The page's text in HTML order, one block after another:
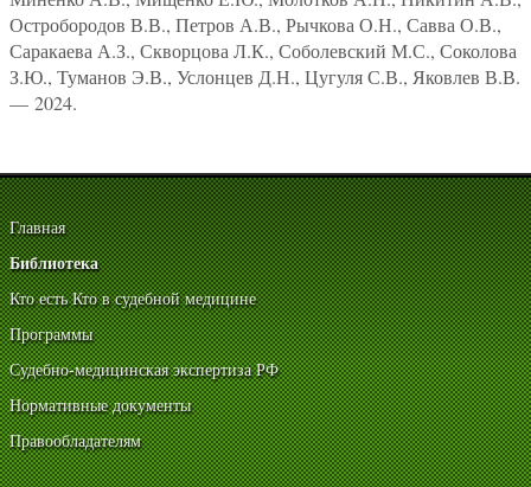
Остробородов В.В., Петров А.В., Рычкова О.Н., Савва О.В.,
Саракаева А.З., Скворцова Л.К., Соболевский М.С., Соколова
З.Ю., Туманов Э.В., Услонцев Д.Н., Цугуля С.В., Яковлев В.В.
— 2024.
Главная
Библиотека
Кто есть Кто в судебной медицине
Программы
Судебно-медицинская экспертиза РФ
Нормативные документы
Правообладателям